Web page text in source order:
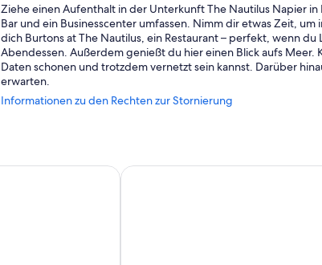
Ziehe einen Aufenthalt in der Unterkunft The Nautilus Napier
Bar und ein Businesscenter umfassen. Nimm dir etwas Zeit,
dich Burtons at The Nautilus, ein Restaurant – perfekt, wenn
Abendessen. Außerdem genießt du hier einen Blick aufs
Daten schonen und trotzdem vernetzt sein kannst. Darüber
erwarten.
Außerdem erwarten dich Extras wie:
Gepäckaufbewahrung
Informationen zu den Rechten zur Stornierung
Pebble Beach Motor Inn